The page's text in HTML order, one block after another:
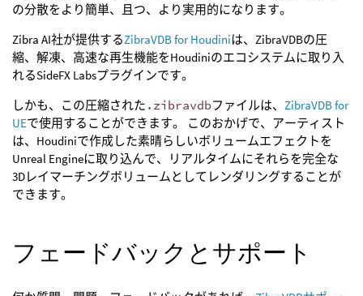
の分散をより簡単、且つ、より実用的になります。
Zibra AI社が提供するZibraVDB for Houdiniは、ZibraVDBの圧
縮、解凍、高速な再生機能をHoudiniのエコシステムに取り入
れるSideFX Labsプラグインです。
しかも、この圧縮された .zibravdbファイルは、 ZibraVDB for
UEで使用することができます。 このおかげで、アーティスト
は、Houdiniで作成した素晴らしいボリュームエフェクトを
Unreal Engineに取り込んで、リアルタイムにそれらを完全な
3Dレイマーチングボリュームとしてレンダリングすることが
できます。
フェードバックとサポート